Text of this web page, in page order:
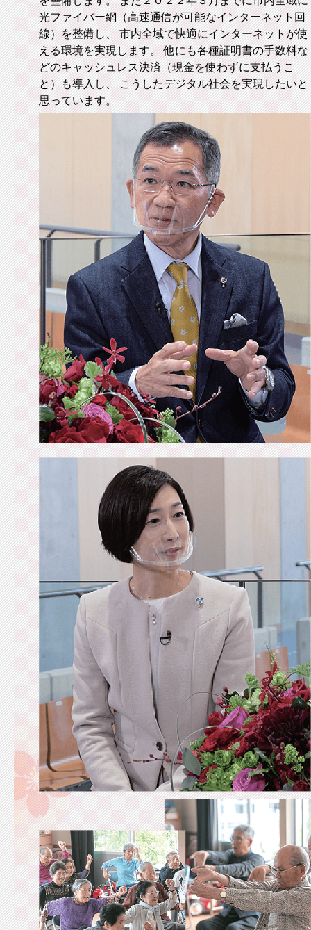
光ファイバー網（高速通信が可能なインターネット回
線）を整備し、 市内全域で快適にインターネットが使
える環境を実現します。 他にも各種証明書の手数料な
どのキャッシュレス決済（現金を使わずに支払うこ
と）も導入し、 こうしたデジタル社会を実現したいと
思っています。